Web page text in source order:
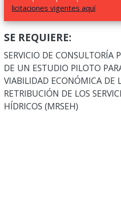
licitaciones vigentes aquí
SE REQUIERE:
SERVICIO DE CONSULTORÍA
DE UN ESTUDIO PILOTO
VIABILIDAD ECONÓMICA DE
RETRIBUCIÓN DE LOS
HÍDRICOS (MRSEH)